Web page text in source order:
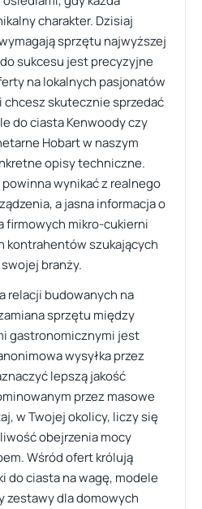
charakter. Dzisiaj
sprzętu najwyższej
sukcesu jest precyzyjne
na lokalnych pasjonatów
chcesz skutecznie sprzedać
do ciasta Kenwoody czy
Hobart w naszym
opisy techniczne.
wynikać z realnego
a jasna informacja o
firmowych mikro-cukierni
kontrahentów szukających
branży.
relacji budowanych na
sprzętu między
gastronomicznymi jest
wysyłka przez
lepszą jakość
przez masowe
w Twojej okolicy, liczy się
obejrzenia mocy
Wśród ofert królują
do ciasta na wagę, modele
zestawy dla domowych